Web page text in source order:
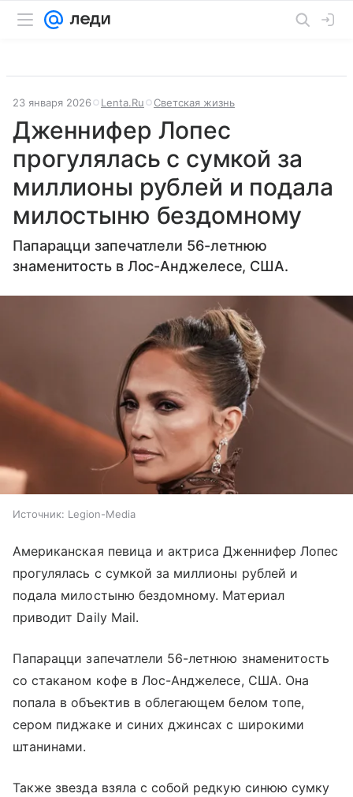
23 января 2026 Lenta.Ru Светская жизнь
Дженнифер Лопес
прогулялась с сумкой за
миллионы рублей и подала
милостыню бездомному
Папарацци запечатлели 56-летнюю
знаменитость в Лос-Анджелесе, США.
Источник: Legion-Media
Американская певица и актриса Дженнифер Лопес
прогулялась с сумкой за миллионы рублей и
подала милостыню бездомному. Материал
приводит Daily Mail.
Папарацци запечатлели 56-летнюю знаменитость
со стаканом кофе в Лос-Анджелесе, США. Она
попала в объектив в облегающем белом топе,
сером пиджаке и синих джинсах с широкими
штанинами.
Также звезда взяла с собой редкую синюю сумку